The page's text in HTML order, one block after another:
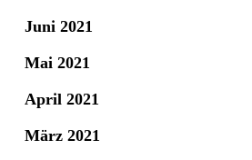
Juni 2021
Mai 2021
April 2021
März 2021